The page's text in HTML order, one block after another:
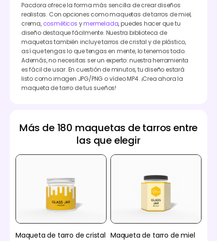
Pacdora ofrece la forma más sencilla de crear diseños
realistas. Con opciones como maquetas de tarros de miel,
crema, cosméticos ymermelada, puedes hacer que tu
diseño destaque fácilmente. Nuestra biblioteca de
maquetas también incluye tarros de cristal y de plástico,
así que tengas lo que tengas en mente, lo tenemos todo.
Además, no necesitas ser un experto: nuestra herramienta
es fácil de usar. En cuestión de minutos, tu diseño estará
listo como imagen JPG/PNG o vídeo MP4. ¡Crea ahora la
maqueta de tarro de tus sueños!
Más de 180 maquetas de tarros entre
las que elegir
Maqueta de tarro de cristal Maqueta de tarro de miel